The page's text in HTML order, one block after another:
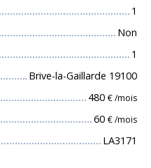
1
Non
1
Brive-la-Gaillarde 19100
480 € /mois
60 € /mois
LA3171